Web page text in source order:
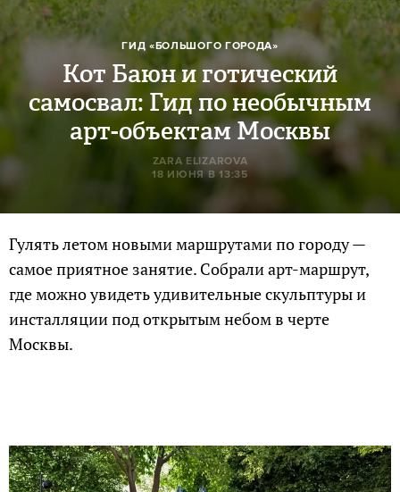
ГИД «БОЛЬШОГО ГОРОДА»
Кот Баюн и готический
самосвал: Гид по необычным
арт-объектам Москвы
ZARA ELIZAROVA
18 ИЮНЯ В 13:35
Гулять летом новыми маршрутами по городу —
самое приятное занятие. Собрали арт-маршрут,
где можно увидеть удивительные скульптуры и
инсталляции под открытым небом в черте
Москвы.